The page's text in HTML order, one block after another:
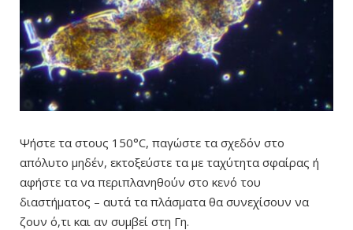
Ψήστε τα στους 150°C, παγώστε τα σχεδόν στο
απόλυτο μηδέν, εκτοξεύστε τα με ταχύτητα σφαίρας ή
αφήστε τα να περιπλανηθούν στο κενό του
διαστήματος – αυτά τα πλάσματα θα συνεχίσουν να
ζουν ό,τι και αν συμβεί στη Γη.